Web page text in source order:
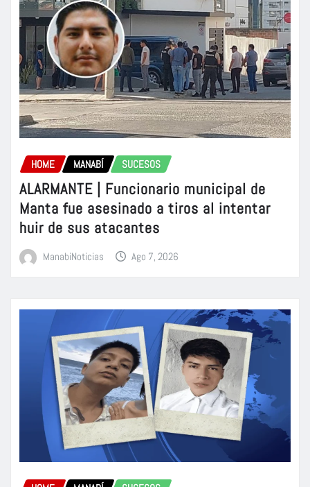
HOME MANABÍ SUCESOS
ALARMANTE | Funcionario municipal de
Manta fue asesinado a tiros al intentar
huir de sus atacantes
ManabiNoticias Ago 7, 2026